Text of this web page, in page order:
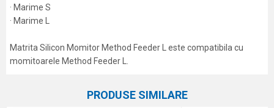
· Marime S
· Marime L
Matrita Silicon Momitor Method Feeder L este compatibila cu
momitoarele Method Feeder L.
Coșulețe și methoduri
PRODUSE SIMILARE